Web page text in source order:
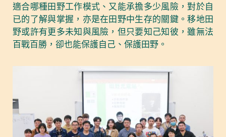
適合哪種田野工作模式、又能承擔多少風險，對於自
已的了解與掌握，亦是在田野中生存的關鍵。移地田
野或許有更多未知與風險，但只要知己知彼，雖無法
百戰百勝，卻也能保護自己、保護田野。